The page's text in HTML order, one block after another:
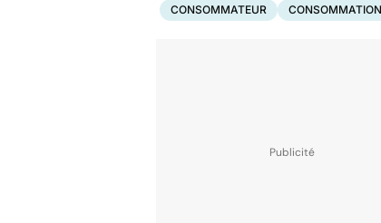
CONSOMMATEUR CONSOMMATION